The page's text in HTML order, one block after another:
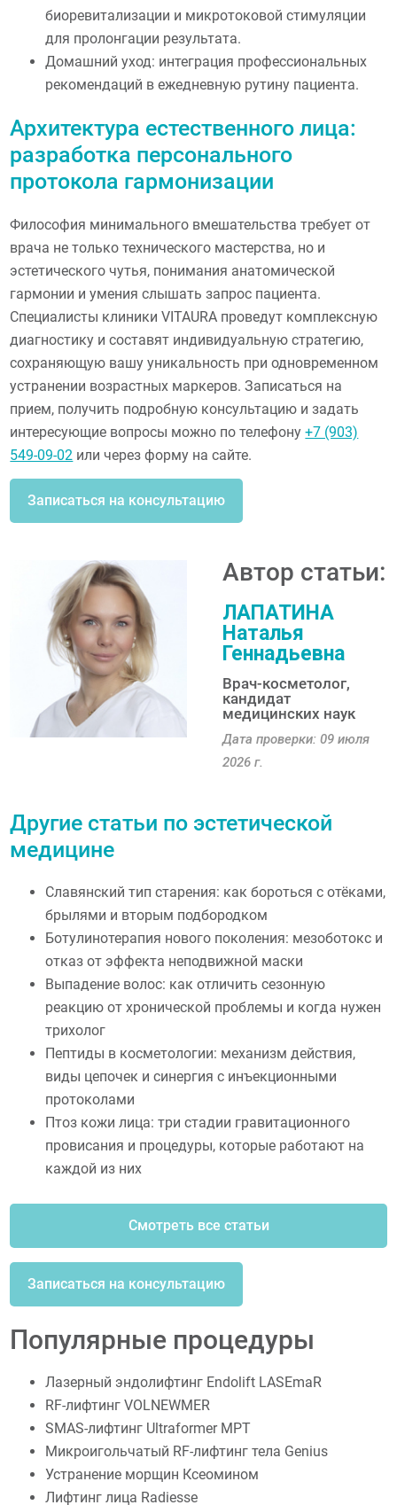
биоревитализации и микротоковой стимуляции
для пролонгации результата.
Домашний уход: интеграция профессиональных
рекомендаций в ежедневную рутину пациента.
Архитектура естественного лица:
разработка персонального
протокола гармонизации
Философия минимального вмешательства требует от
врача не только технического мастерства, но и
эстетического чутья, понимания анатомической
гармонии и умения слышать запрос пациента.
Специалисты клиники VITAURA проведут комплексную
диагностику и составят индивидуальную стратегию,
сохраняющую вашу уникальность при одновременном
устранении возрастных маркеров. Записаться на
прием, получить подробную консультацию и задать
интересующие вопросы можно по телефону+7 (903)
549-09-02 или через форму на сайте.
Записаться на консультацию
Автор статьи:
ЛАПАТИНА
Наталья
Геннадьевна
Врач-косметолог,
кандидат
медицинских наук
Дата проверки: 09 июля
2026 г.
Другие статьи по эстетической
медицине
Славянский тип старения: как бороться с отёками,
брылями и вторым подбородком
Ботулинотерапия нового поколения: мезоботокс и
отказ от эффекта неподвижной маски
Выпадение волос: как отличить сезонную
реакцию от хронической проблемы и когда нужен
трихолог
Пептиды в косметологии: механизм действия,
виды цепочек и синергия с инъекционными
протоколами
Птоз кожи лица: три стадии гравитационного
провисания и процедуры, которые работают на
каждой из них
Смотреть все статьи
Записаться на консультацию
Популярные процедуры
Лазерный эндолифтинг Endolift LASEmaR
RF-лифтинг VOLNEWMER
SMAS-лифтинг Ultraformer MPT
Микроигольчатый RF-лифтинг тела Genius
Устранение морщин Ксеомином
Лифтинг лица Radiesse